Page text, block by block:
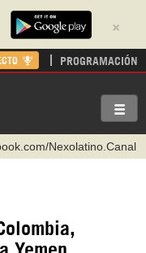
×
PROGRAMACIÓN
Nexolatino.Canal
c/hispantv
Yemen